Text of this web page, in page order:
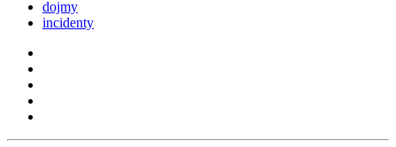
dojmy
incidenty